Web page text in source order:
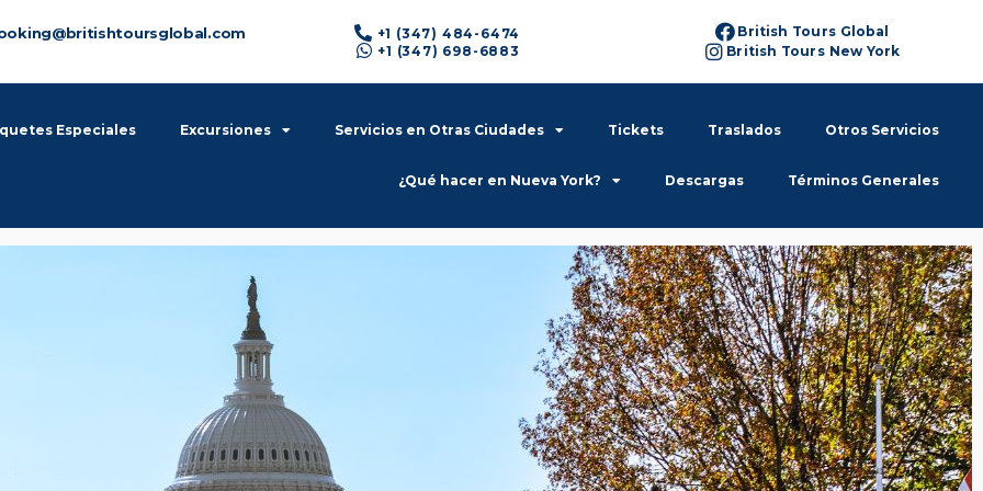
+1 (347) 484-6474
+1 (347) 698-6883
British Tours Global
British Tours New York
Especiales Excursiones Servicios en Otras Ciudades Tickets Traslados Otros Servicios
¿Qué hacer en Nueva York? Descargas Términos Generales